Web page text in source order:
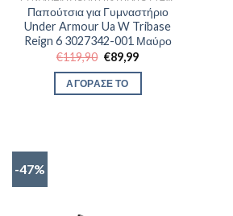
Παπούτσια για Γυμναστήριο
Under Armour Ua W Tribase
Reign 6 3027342-001 Μαύρο
€119,90 Original
price
was:
€119,90.
€89,99Η
ΑΓΟΡΑΣΕ ΤΟ
-47%